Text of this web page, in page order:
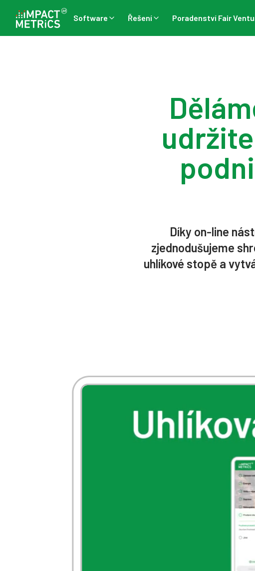
Software Řešení Poradenství Fair
Díky on-line
zjednodušujeme
uhlíkové stopě a